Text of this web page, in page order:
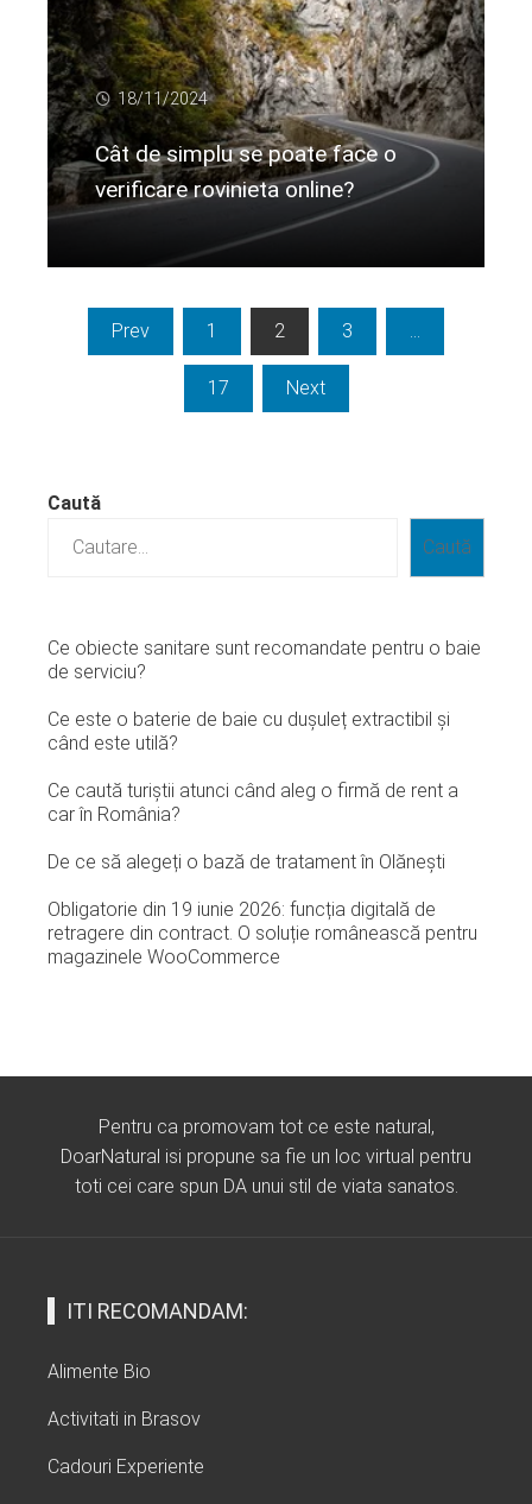
18/11/2024
Cât de simplu se poate face o
verificare rovinieta online?
Citeste mai departe...
Paginație
Prev 1 2 3 …
17 Next
Caută
Caută
Ce obiecte sanitare sunt recomandate pentru o baie
de serviciu?
Ce este o baterie de baie cu dușuleț extractibil și
când este utilă?
Ce caută turiștii atunci când aleg o firmă de rent a
car în România?
De ce să alegeți o bază de tratament în Olănești
Obligatorie din 19 iunie 2026: funcția digitală de
retragere din contract. O soluție românească pentru
magazinele WooCommerce
Pentru ca promovam tot ce este natural,
DoarNatural isi propune sa fie un loc virtual pentru
toti cei care spun DA unui stil de viata sanatos.
ITI RECOMANDAM:
Alimente Bio
Activitati in Brasov
Cadouri Experiente